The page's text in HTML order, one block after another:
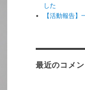
した
【活動報告
最近のコメン